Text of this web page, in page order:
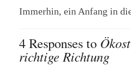
Immerhin, ein Anfang in
4 Responses to
richtige Richtung